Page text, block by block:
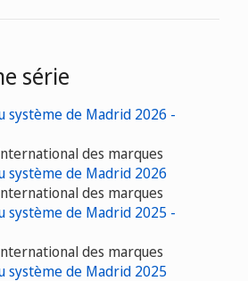
série
système de Madrid 2026 -
des marques
système de Madrid 2026
des marques
système de Madrid 2025 -
des marques
système de Madrid 2025